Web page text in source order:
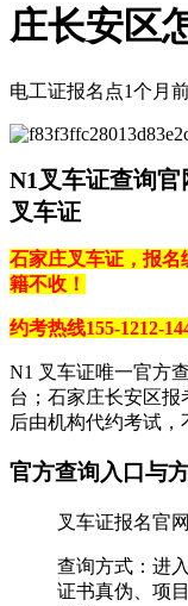
庄长安区
电工证报名点1个月
N1叉车证查询
叉车证
石家庄叉车证，报名
籍不收！
约考热线155-1212-
N1 叉车证唯一官方
台‌；石家庄长安区报
后由机构代约考试，
官方查询入口与
叉车证报名官
查询方式‌：进
证书真伪、项